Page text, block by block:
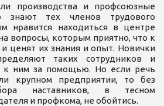
производства и профсоюзные
знают тех членов трудового
нравится находиться в центре
вопросы, которым приятно, что к
ценят их знания и опыт. Новички
таких сотрудников и
к ним за помощью. Но если речь
крупном предприятии, то без
наставников, в тесном
и профкома, не обойтись.